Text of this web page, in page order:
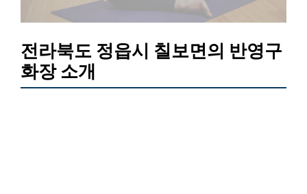
전라북도 정읍시 칠보면의 반영구
화장 소개